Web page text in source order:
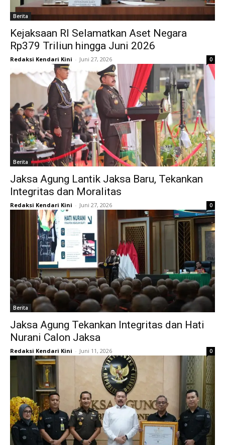
Berita
Kejaksaan RI Selamatkan Aset Negara
Rp379 Triliun hingga Juni 2026
Redaksi Kendari Kini - Juni 27, 2026 0
Berita
Jaksa Agung Lantik Jaksa Baru, Tekankan
Integritas dan Moralitas
Redaksi Kendari Kini - Juni 27, 2026 0
Berita
Jaksa Agung Tekankan Integritas dan Hati
Nurani Calon Jaksa
Redaksi Kendari Kini - Juni 11, 2026 0